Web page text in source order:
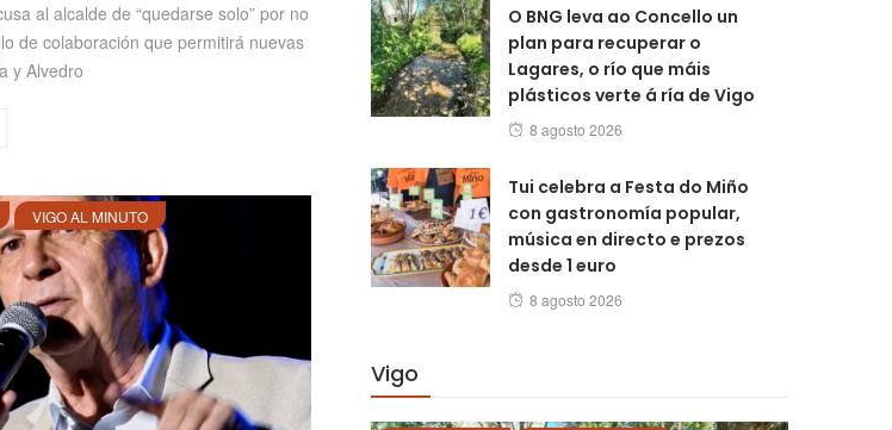
al alcalde de “quedarse solo” por no
de colaboración que permitirá nuevas
y Alvedro
VIGO AL MINUTO
O BNG leva ao Concello un
plan para recuperar o
Lagares, o río que máis
plásticos verte á ría de Vigo
Posted
8 agosto 2026
Tui celebra a Festa do Miño
con gastronomía popular,
música en directo e prezos
desde 1 euro
Posted
8 agosto 2026
Vigo